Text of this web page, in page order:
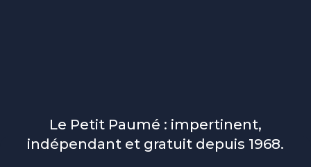
Le Petit Paumé : impertinent,
indépendant et gratuit depuis 1968.